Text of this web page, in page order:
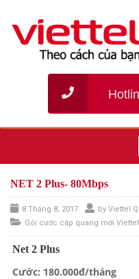
NET 2 Plus- 80Mbps
8 Tháng 8, 2017 by Viettel
Gói cước cáp quang mới Viettel
Net 2 Plus
Cước: 180.000đ/tháng